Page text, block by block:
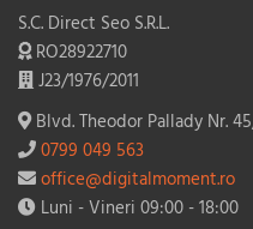
S.C. Direct Seo S.R.L.
RO28922710
J23/1976/2011
Blvd. Theodor Pallady Nr.
0799 049 563
office@digitalmoment.ro
Luni - Vineri 09:00 - 18:00